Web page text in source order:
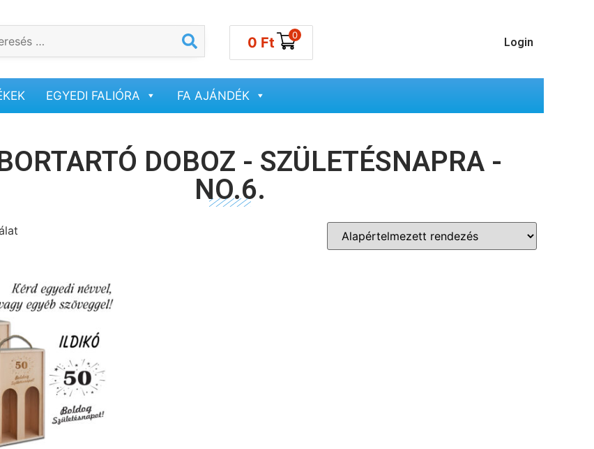
0 Ft 0
Login
EGYEDI FALIÓRA FA AJÁNDÉK
DOBOZ - SZÜLETÉSNAPRA -
NO.6.